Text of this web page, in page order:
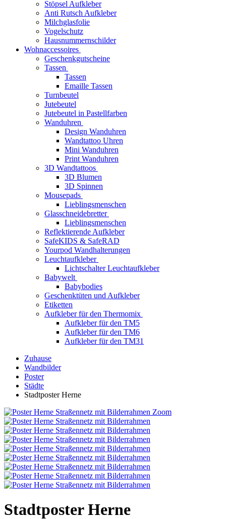
Stöpsel Aufkleber
Anti Rutsch Aufkleber
Milchglasfolie
Vogelschutz
Hausnummernschilder
Wohnaccessoires
Geschenkgutscheine
Tassen
Tassen
Emaille Tassen
Turnbeutel
Jutebeutel
Jutebeutel in Pastellfarben
Wanduhren
Design Wanduhren
Wandtattoo Uhren
Mini Wanduhren
Print Wanduhren
3D Wandtattoos
3D Blumen
3D Spinnen
Mousepads
Lieblingsmenschen
Glasschneidebretter
Lieblingsmenschen
Reflektierende Aufkleber
SafeKIDS & SafeRAD
Yourpod Wandhalterungen
Leuchtaufkleber
Lichtschalter Leuchtaufkleber
Babywelt
Babybodies
Geschenktüten und Aufkleber
Etiketten
Aufkleber für den Thermomix
Aufkleber für den TM5
Aufkleber für den TM6
Aufkleber für den TM31
Zuhause
Wandbilder
Poster
Städte
Stadtposter Herne
Zoom
Stadtposter Herne